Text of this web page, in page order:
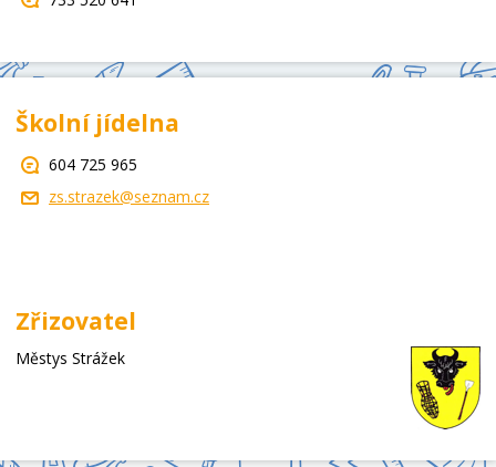
Školní jídelna
604 725 965
zs.strazek@seznam.cz
Zřizovatel
Městys Strážek